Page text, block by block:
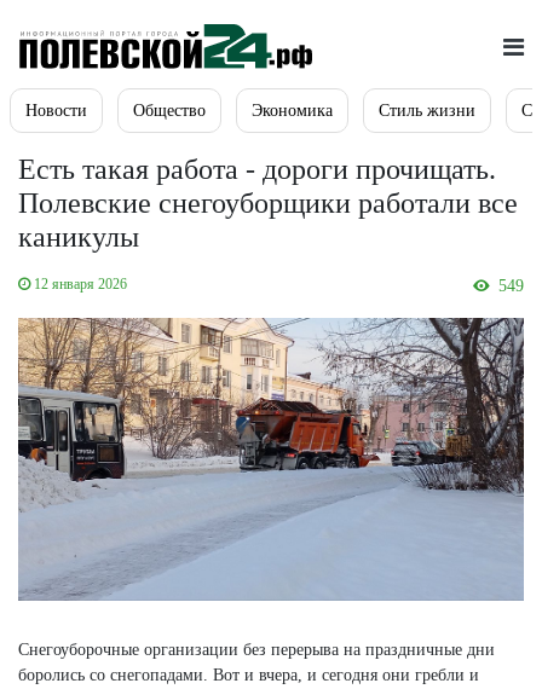
Новости Общество Экономика Стиль жизни
Есть такая работа - дороги прочищать.
Полевские снегоуборщики работали все
каникулы
12 января 2026 549
Снегоуборочные организации без перерыва на праздничные дни
боролись со снегопадами. Вот и вчера, и сегодня они гребли и